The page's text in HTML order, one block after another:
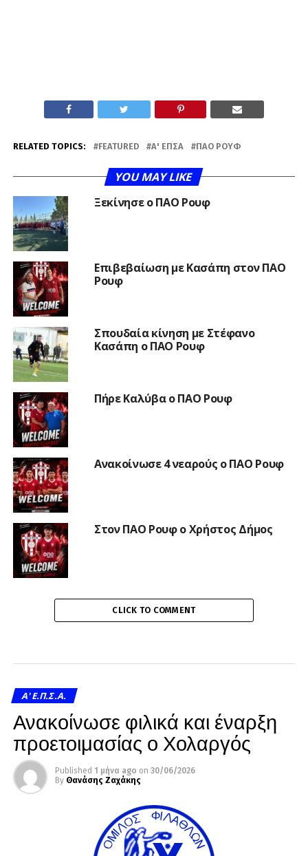
RELATED TOPICS: FEATURED Α' ΕΠΣΑ ΠΑΟ ΡΟΥΦ
YOU MAY LIKE
Ξεκίνησε ο ΠΑΟ Ρουφ
Επιβεβαίωση με Κασάπη στον ΠΑΟ
Ρουφ
Σπουδαία κίνηση με Στέφανο
Κασάπη ο ΠΑΟ Ρουφ
Πήρε Καλύβα ο ΠΑΟ Ρουφ
Ανακοίνωσε 4 νεαρούς ο ΠΑΟ Ρουφ
Στον ΠΑΟ Ρουφ ο Χρήστος Δήμος
CLICK TO COMMENT
A' Ε.Π.Σ.Α.
Ανακοίνωσε φιλικά και έναρξη
προετοιμασίας ο Χολαργός
Published 1 μήνα ago on 30/06/2026
By Θανάσης Ζαχάκης